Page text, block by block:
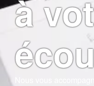
à
Nous vous